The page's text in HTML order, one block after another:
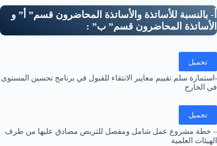
أ- بالنسبة للأساتذة والأساتذة المحاضرون قسم” أ” و
الأساتذة المحاضرون قسم” ب” :
تحميل
-استمارة سلم تقييم معايير الانتقاء للقبول في برنامج تحسين المستوى
في الخارج
تحميل
– خطة مشروع عمل شامل ومفصل للتربص مصادق عليها من طرف
الهيئات العلمية